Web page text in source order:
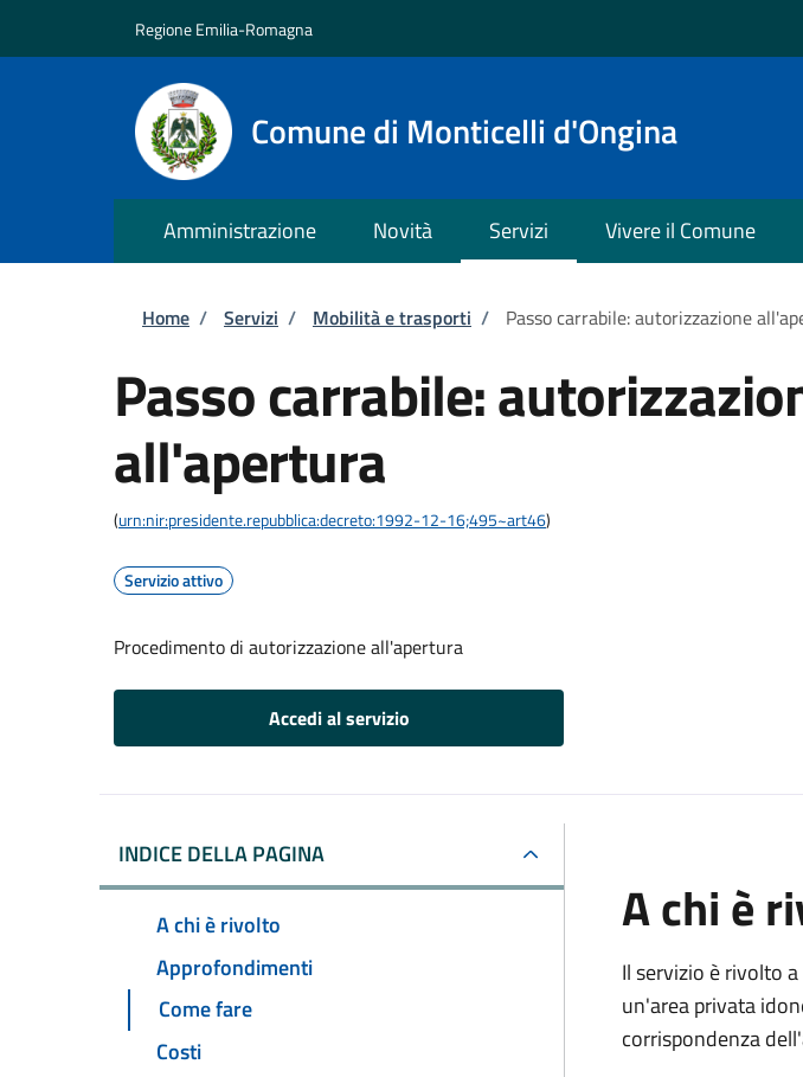
Regione Emilia-Romagna
Comune di Monticelli d'Ongina
Amministrazione Novità Servizi Vivere il Comune
Briciole di pane
Home / Servizi / Mobilità e trasporti / Passo carrabile: autorizzazione
Passo carrabile:
all'apertura
(urn:nir:presidente.repubblica:decreto:1992-12-16;495~art46)
Servizio attivo
Procedimento di autorizzazione all'apertura
Accedi al servizio
INDICE DELLA PAGINA
A chi è rivolto
Approfondimenti
Come fare
Costi
A chi è
Il servizio è rivolto
un'area privata
corrispondenza